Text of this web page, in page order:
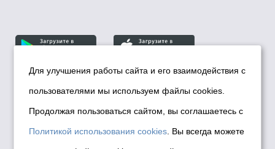
© Департамент информационной политики мэрии
города Новосибирска, 2026
Политика использования Cookies
Для улучшения работы сайта и его взаимодействия с
пользователями мы используем файлы cookies.
Продолжая пользоваться сайтом, вы соглашаетесь с
Политикой использования cookies . Вы всегда можете